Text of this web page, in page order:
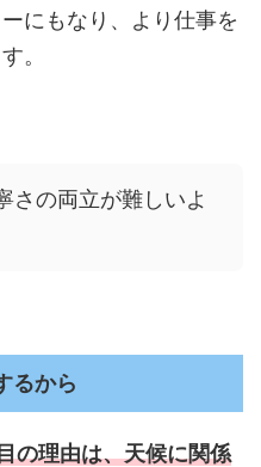
にもなり、より仕事を
。
さの両立が難しいよ
るから
の理由は、天候に関係